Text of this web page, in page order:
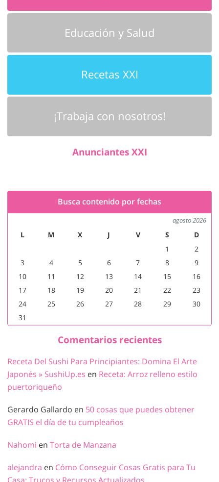
Educación y Salud
Recetas XXI
¡Trabaja con nosotros!
Anunciantes XXI
Busca contenido por fechas
agosto 2026
L M X J V S
D
1
2
3
4 5 6 7 8
9
10
11 12 13 14 15
16
17
18 19 20 21 22
23
24
25 26 27 28 29
30
31
Comentarios recientes
Receta Del Sushi Para Principiantes: Domina El Arte
Japonés » SushiUp.es en Receta: Arroz relleno estilo
puertoriqueño
Gerardo Gallardo en 50 cosas que puedes obtener
GRATIS el día de tu cumpleaños
Nahomi en Torta de Manzana
alejandra en Cómo Conseguir Cosas Gratis para Tu